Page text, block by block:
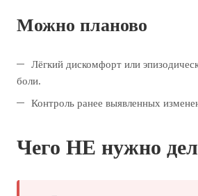
Можно планово
Лёгкий дискомфорт или
боли.
Контроль ранее выявленных
Чего НЕ нужно